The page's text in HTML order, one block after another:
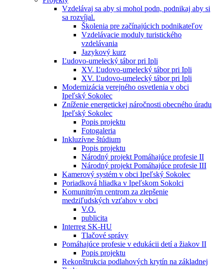
Vzdelávaj sa aby si mohol podn, podnikaj aby si
sa rozvíjal.
Školenia pre začínajúcich podnikateľov
Vzdelávacie moduly turistického
vzdelávania
Jazykový kurz
Ľudovo-umelecký tábor pri Ipli
XV. Ľudovo-umelecký tábor pri Ipli
XV. Ľudovo-umelecký tábor pri Ipli
Modernizácia verejného osvetlenia v obci
Ipeľský Sokolec
Zníženie energetickej náročnosti obecného úradu
Ipeľský Sokolec
Popis projektu
Fotogaleria
Inkluzívne štúdium
Popis projektu
Národný projekt Pomáhajúce profesie II
Národný projekt Pomáhajúce profesie III
Kamerový systém v obci Ipeľský Sokolec
Poriadková hliadka v Ipeľskom Sokolci
Komunitným centrom za zlepšenie
medziľudských vzťahov v obci
V.O.
publicita
Interreg SK-HU
Tlačové správy
Pomáhajúce profesie v edukácii detí a žiakov II
Popis projektu
Rekonštrukcia podlahových krytín na základnej